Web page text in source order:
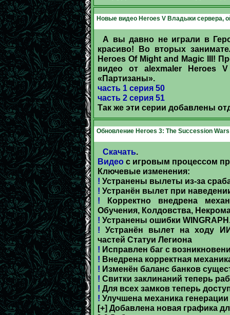
Новые видео Heroes V Владыки сервера,
А вы давно не играли в
красиво! Во вторых
Heroes Of Might and Magic III!
видео от alexmaler Heroes
«Партизаны».
часть 1 серия 50
часть 2 серия 51
Так же эти серии добавлены
Обновление Heroes 3: The Succession Wars
Скачать.
Видео с игровым процессом
Ключевые изменения:
! Устранены вылеты из-за
! Устранён вылет при
! Корректно внедрена
Обучения, Колдовства,
! Устранены ошибки
! Устранён вылет на ходу
частей Статуи Легиона
! Исправлен баг с
! Внедрена корректная
! Изменён баланс банков
! Свитки заклинаний теперь
! Для всех замков теперь
! Улучшена механика
[+] Добавлена новая графика